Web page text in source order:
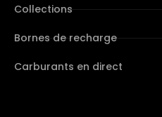
Collections
Bornes de recharge
Carburants en direct